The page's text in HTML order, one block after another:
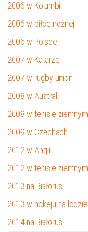
2006 w Kolumbii
2006 w piłce nożnej
2006 w Polsce
2007 w Katarze
2007 w rugby union
2008 w Australii
2008 w tenisie ziemnym
2009 w Czechach
2012 w Anglii
2012 w tenisie ziemnym
2013 na Białorusi
2013 w hokeju na lodzie
2014 na Białorusi